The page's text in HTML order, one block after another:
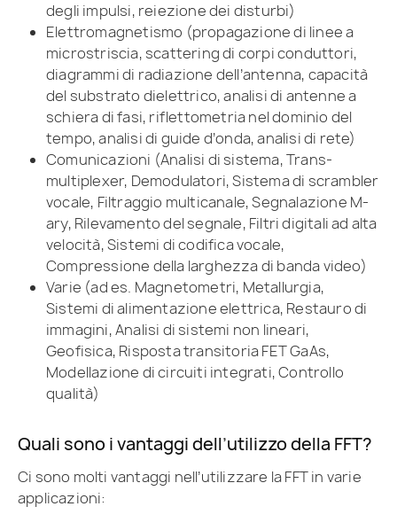
degli impulsi, reiezione dei disturbi)
Elettromagnetismo (propagazione di linee a
microstriscia, scattering di corpi conduttori,
diagrammi di radiazione dell’antenna, capacità
del substrato dielettrico, analisi di antenne a
schiera di fasi, riflettometria nel dominio del
tempo, analisi di guide d’onda, analisi di rete)
Comunicazioni (Analisi di sistema, Trans-
multiplexer, Demodulatori, Sistema di scrambler
vocale, Filtraggio multicanale, Segnalazione M-
ary, Rilevamento del segnale, Filtri digitali ad alta
velocità, Sistemi di codifica vocale,
Compressione della larghezza di banda video)
Varie (ad es. Magnetometri, Metallurgia,
Sistemi di alimentazione elettrica, Restauro di
immagini, Analisi di sistemi non lineari,
Geofisica, Risposta transitoria FET GaAs,
Modellazione di circuiti integrati, Controllo
qualità)
Quali sono i vantaggi dell’utilizzo della FFT?
Ci sono molti vantaggi nell’utilizzare la FFT in varie
applicazioni: